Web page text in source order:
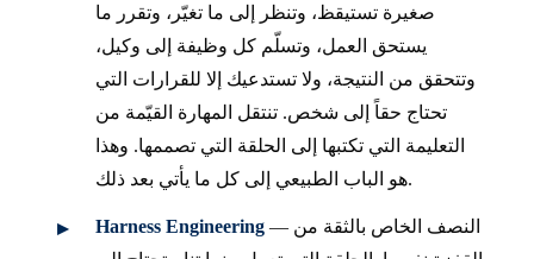
صغيرة تستيقظ، وتنظر إلى ما تغيّر، وتقرر ما
يستحق العمل، وتسلّم كل وظيفة إلى وكيل،
وتتحقق من النتيجة، ولا تستدعيك إلا للقرارات التي
تحتاج حقاً إلى شخص. تنتقل المهارة القيّمة من
التعليمة التي تكتبها إلى الحلقة التي تصممها. وهذا
هو الباب الطبيعي إلى كل ما يأتي بعد ذلك.
Harness Engineering — النصف الخاص بالثقة من